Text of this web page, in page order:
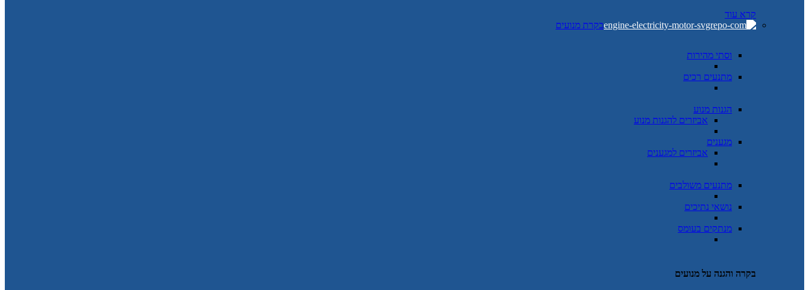
קרא עוד
בקרת מנועים
וסתי מהירות
מתנעים רכים
הגנות מנוע
אביזרים להגנות מנוע
מגענים
אביזרים למגענים
מתנעים משולבים
נושאי נתיכים
מנתקים בעומס
בקרה והגנה על מנועים